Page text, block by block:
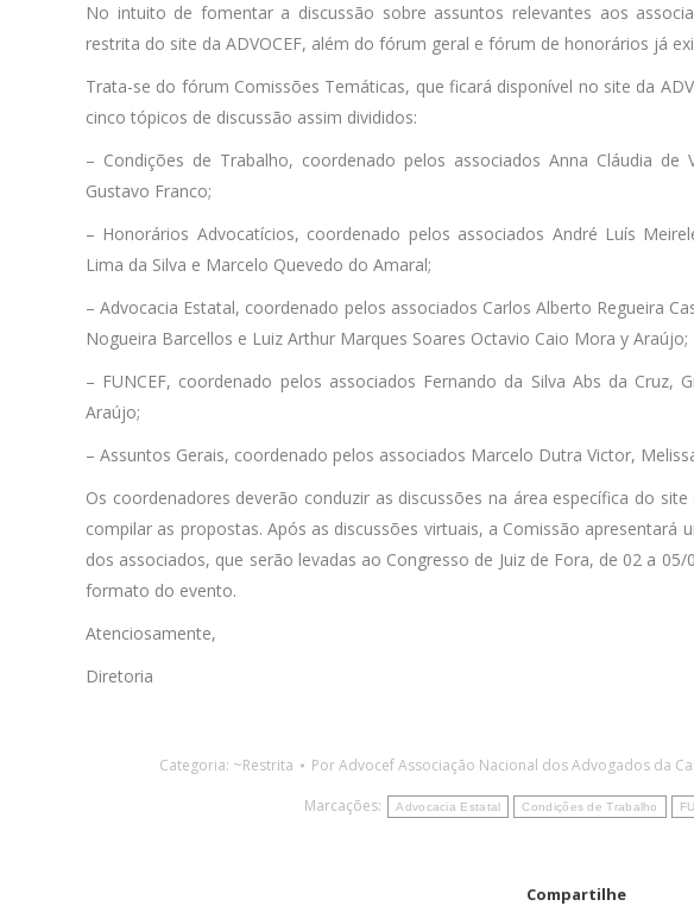
No intuito de fomentar a discussão sobre assuntos relevantes aos
restrita do site da ADVOCEF, além do fórum geral e fórum de honorários já
Trata-se do fórum Comissões Temáticas, que ficará disponível no site da
cinco tópicos de discussão assim divididos:
– Condições de Trabalho, coordenado pelos associados Anna Cláudia de
Gustavo Franco;
– Honorários Advocatícios, coordenado pelos associados André Luís
Lima da Silva e Marcelo Quevedo do Amaral;
– Advocacia Estatal, coordenado pelos associados Carlos Alberto Regueira
Nogueira Barcellos e Luiz Arthur Marques Soares Octavio Caio Mora y Araújo;
– FUNCEF, coordenado pelos associados Fernando da Silva Abs da Cruz,
Araújo;
– Assuntos Gerais, coordenado pelos associados Marcelo Dutra Victor,
Os coordenadores deverão conduzir as discussões na área específica do
compilar as propostas. Após as discussões virtuais, a Comissão
dos associados, que serão levadas ao Congresso de Juiz de Fora, de 02 a
formato do evento.
Atenciosamente,
Diretoria
Categoria: ~Restrita PorAdvocef Associação Nacional dos Advogados da
Marcações:
Advocacia Estatal Condições de Trabalho
Compartilhe